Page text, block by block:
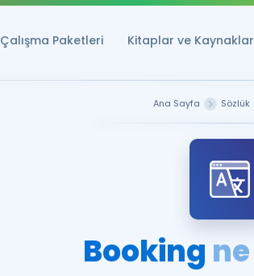
Çalışma Paketleri Kitaplar ve Kaynaklar
Ana Sayfa Sözlük
Booking